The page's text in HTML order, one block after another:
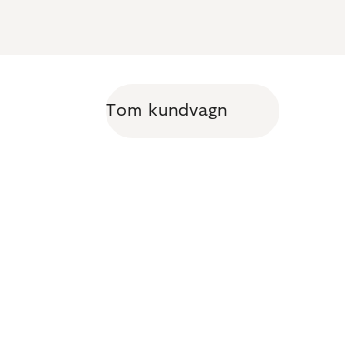
Shopping cart
Tom kundvagn